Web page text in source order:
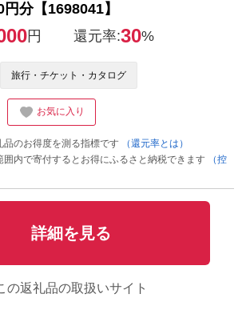
分【1698041】
円 還元率:30%
旅行・チケット・カタログ
お気に入り
のお得度を測る指標です
（還元率とは）
内で寄付するとお得にふるさと納税できます
（控
詳細を見る
の返礼品の取扱いサイト